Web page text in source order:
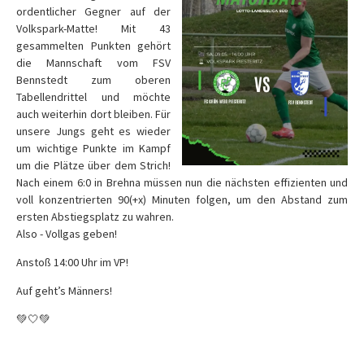
ordentlicher Gegner auf der
Volkspark-Matte! Mit 43
gesammelten Punkten gehört
die Mannschaft vom FSV
Bennstedt zum oberen
Tabellendrittel und möchte
auch weiterhin dort bleiben. Für
unsere Jungs geht es wieder
um wichtige Punkte im Kampf
um die Plätze über dem Strich!
Nach einem 6:0 in Brehna müssen nun die nächsten effizienten und
voll konzentrierten 90(+x) Minuten folgen, um den Abstand zum
ersten Abstiegsplatz zu wahren.
Also - Vollgas geben!
Anstoß 14:00 Uhr im VP!
Auf geht’s Männers!
💚🤍💚